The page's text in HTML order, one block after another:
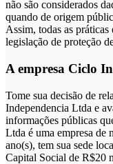
não são considerados
quando de origem
Assim, todas as
legislação de proteção
A empresa Ciclo
Tome sua decisão de
Independencia Ltda e
informações públicas
Ltda é uma empresa de
ano(s), tem sua sede
Capital Social de R$20